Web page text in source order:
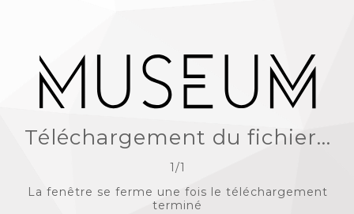
Téléchargement du fichier...
1 /1
La fenêtre se ferme une fois le téléchargement
terminé